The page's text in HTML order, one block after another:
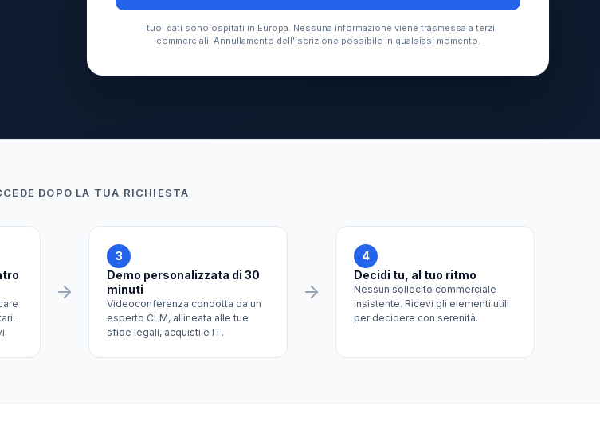
I tuoi dati sono ospitati in Europa. Nessuna informazione viene trasmessa a terzi
commerciali. Annullamento dell'iscrizione possibile in qualsiasi momento.
DOPO LA TUA RICHIESTA
3
Demo personalizzata di 30
minuti
Videoconferenza condotta da un
esperto CLM, allineata alle tue
sfide legali, acquisti e IT.
4
Decidi tu, al tuo ritmo
Nessun sollecito commerciale
insistente. Ricevi gli elementi utili
per decidere con serenità.